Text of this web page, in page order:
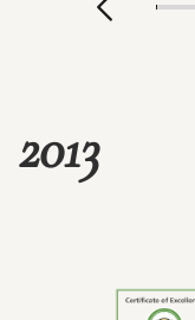
2013